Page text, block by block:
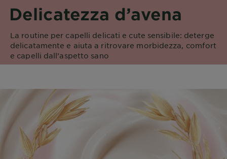
Delicatezza d’avena
La routine per capelli delicati e cute sensibile: deterge
delicatamente e aiuta a ritrovare morbidezza, comfort
e capelli dall’aspetto sano